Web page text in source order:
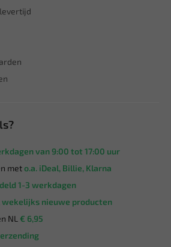
van 9:00 tot 17:00 uur
meto.a. iDeal, Billie, Klarna
1-3 werkdagen
wekelijks nieuwe producten
NL € 6,95